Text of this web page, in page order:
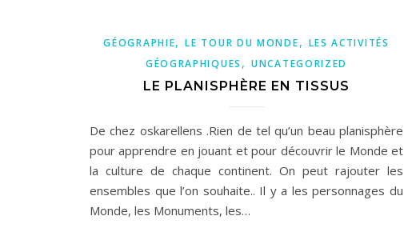
GÉOGRAPHIE,LE TOUR DU MONDE, LES ACTIVITÉS
GÉOGRAPHIQUES , UNCATEGORIZED
LE PLANISPHÈRE EN TISSUS
De chez oskarellens .Rien de tel qu’un beau planisphère
pour apprendre en jouant et pour découvrir le Monde et
la culture de chaque continent. On peut rajouter les
ensembles que l’on souhaite.. Il y a les personnages du
Monde, les Monuments, les…